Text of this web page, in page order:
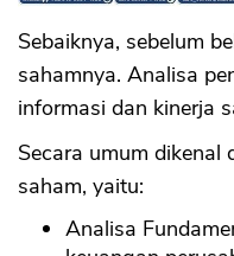
Sebaiknya, sebelum
sahamnya. Analisa
informasi dan kinerja
Secara umum dikenal
saham, yaitu:
Analisa